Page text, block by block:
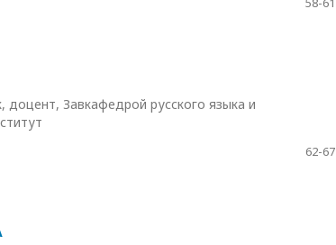
доцент, Завкафедрой русского языка и
62-67